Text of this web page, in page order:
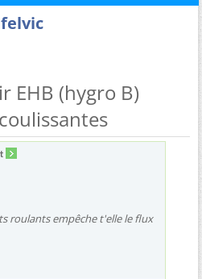
felvic
EHB (hygro B)
roulants empêche t'elle le flux